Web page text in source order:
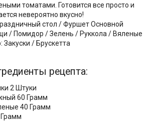
томатами. Готовится все просто и
невероятно вкусно!
стол / Фуршет Основной
/ Помидор / Зелень / Руккола / Вяленые
/ Брускетта
рецепта:
2 Штуки
60 Грамм
40 Грамм